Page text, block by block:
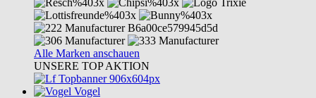
Alle Marken anschauen
UNSERE TOP AKTION
Vogel